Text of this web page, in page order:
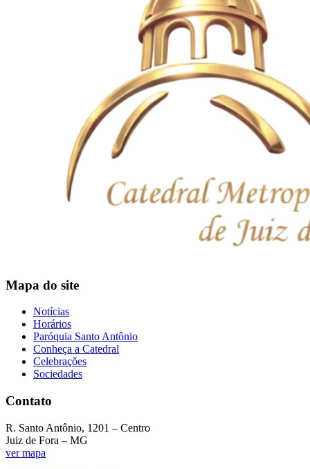
Mapa do site
Notícias
Horários
Paróquia Santo Antônio
Conheça a Catedral
Celebrações
Sociedades
Contato
R. Santo Antônio, 1201 – Centro
Juiz de Fora – MG
ver mapa